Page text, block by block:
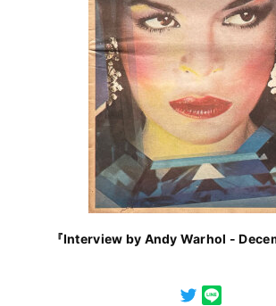
『Interview by Andy Warhol -